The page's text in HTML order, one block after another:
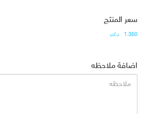
سعر المنتج
1.350 د.ك
اضافة ملاحظه